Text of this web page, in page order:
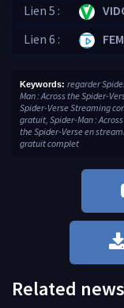
Lien 5 :
Lien 6 :
Keywords: regarder
Man : Across the Spider-
Spider-Verse Streaming
gratuit, Spider-Man :
the Spider-Verse en
gratuit complet
Related news